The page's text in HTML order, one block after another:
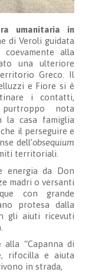
umanitaria in
di Veroli guidata
alla
una ulteriore
Greco. Il
e Fiore si è
i contatti,
nota
la casa famiglia
il perseguire e
dell’obsequium
territoriali.
energia da Don
madri o versanti
con grande
protesa dalla
gli aiuti ricevuti
“Capanna di
rifocilla e aiuta
in strada,